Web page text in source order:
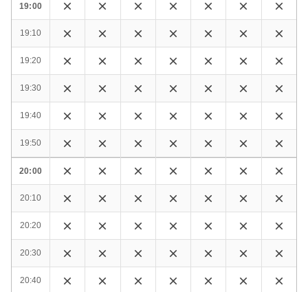
19:00
19:10
19:20
19:30
19:40
19:50
20:00
20:10
20:20
20:30
20:40